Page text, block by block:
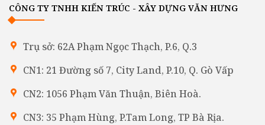
CÔNG TY TNHH KIẾN TRÚC - XÂY DỰNG VĂN HƯNG
Trụ sở: 62A Phạm Ngọc Thạch, P.6, Q.3
CN1: 21 Đường số 7, City Land, P.10, Q. Gò Vấp
CN2: 1056 Phạm Văn Thuận, Biên Hoà.
CN3: 35 Phạm Hùng, P.Tam Long, TP Bà Rịa.